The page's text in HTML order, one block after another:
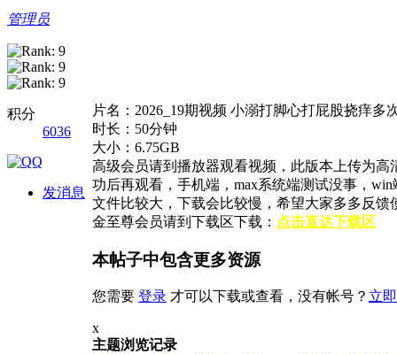
管理员
积分
6036
发消息
片名：2026_19期视频 小溺打脚心打屁股挠痒多
时长：50分钟
大小：6.75GB
高级会员请到播放器观看视频，此版本上传为
功后再观看，手机端，max系统端测试没事，
文件比较大，下载会比较慢，希望大家多多反
金至尊会员请到下载区下载： 点击直达下载区
本帖子中包含更多资源
您需要 登录 才可以下载或查看，没有帐号？ 立
x
主题浏览记录